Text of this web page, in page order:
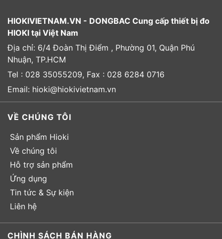
HIOKIVIETNAM.VN - DONGBAC Cung cấp thiết bị đo
HIOKI tại Việt Nam
Địa chỉ: 6/4 Đoàn Thị Điểm , Phường 01, Quận Phú
Nhuận, TP.HCM
Tel : 028 35055209, Fax : 028 6284 0716
Email: hioki@hiokivietnam.vn
VỀ CHÚNG TÔI
Sản phẩm Hioki
Về chúng tôi
Hỗ trợ sản phẩm
Ứng dụng
Tin tức & Sự kiện
Liên hệ
CHÌNH SÁCH BÁN HÀNG